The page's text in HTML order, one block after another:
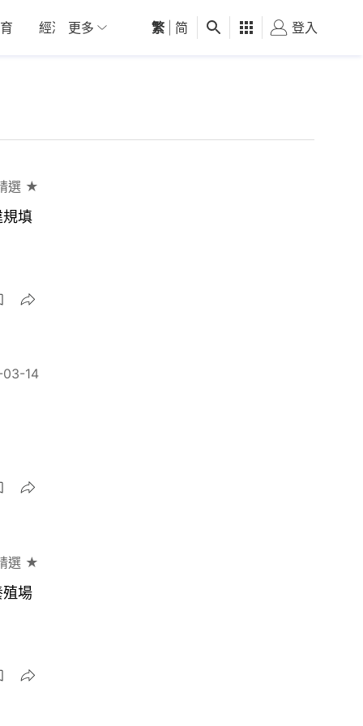
經濟 01深圳 觀點 健康 好食玩飛
更多 繁 简 登入
選 ★
填
14
選 ★
場